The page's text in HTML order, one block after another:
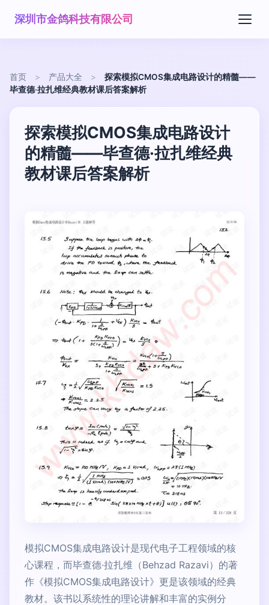
深圳市金鸽科技有限公司
首页 > 产品大全 >
探索模拟CMOS集成电路设计的精髓——
毕查德·拉扎维经典教材课后答案解析
探索模拟CMOS集成电路设计
的精髓——毕查德·拉扎维经典
教材课后答案解析
模拟CMOS集成电路设计是现代电子工程领域的核
心课程，而毕查德·拉扎维（Behzad Razavi）的著
作《模拟CMOS集成电路设计》更是该领域的经典
教材。该书以系统性的理论讲解和丰富的实例分